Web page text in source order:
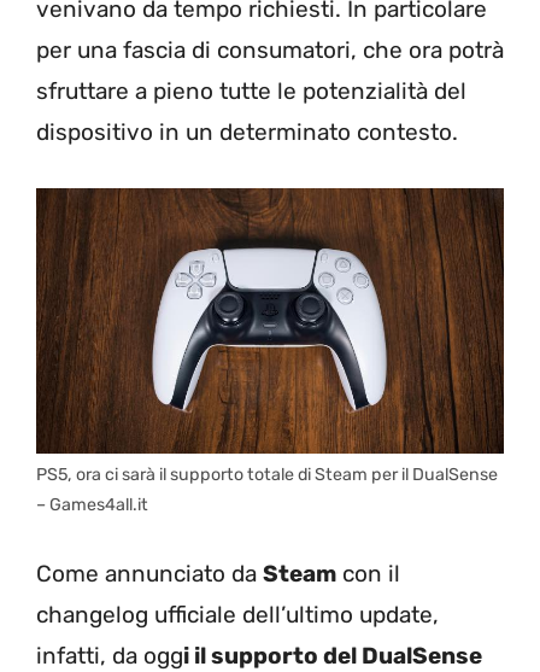
venivano da tempo richiesti. In particolare
per una fascia di consumatori, che ora potrà
sfruttare a pieno tutte le potenzialità del
dispositivo in un determinato contesto.
PS5, ora ci sarà il supporto totale di Steam per il DualSense
– Games4all.it
Come annunciato da Steam con il
changelog ufficiale dell’ultimo update,
infatti, da oggi il supporto del DualSense